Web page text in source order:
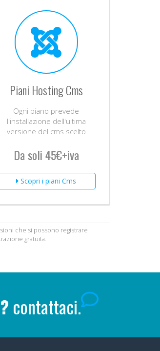
Piani Hosting Cms
Ogni piano prevede
l'installazione dell'ultima
versione del cms scelto
Da soli 45€+iva
Scopri i piani Cms
che si possono registrare
gratuita.
contattaci.